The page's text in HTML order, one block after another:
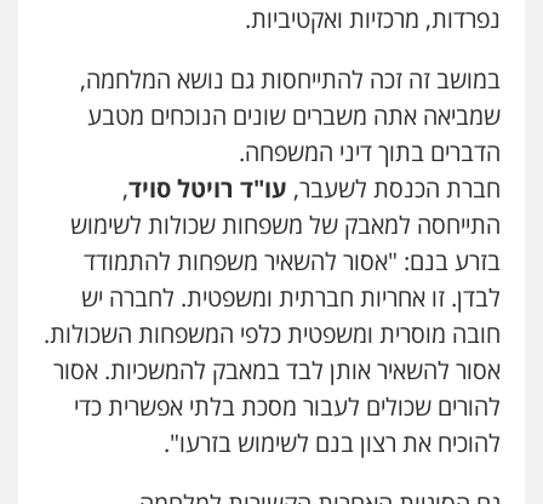
נפרדות, מרכזיות ואקטיביות.
במושב זה זכה להתייחסות גם נושא המלחמה,
שמביאה אתה משברים שונים הנוכחים מטבע
הדברים בתוך דיני המשפחה.
חברת הכנסת לשעבר, עו"ד רויטל סויד,
התייחסה למאבק של משפחות שכולות לשימוש
בזרע בנם: "אסור להשאיר משפחות להתמודד
לבדן. זו אחריות חברתית ומשפטית. לחברה יש
חובה מוסרית ומשפטית כלפי המשפחות השכולות.
אסור להשאיר אותן לבד במאבק להמשכיות. אסור
להורים שכולים לעבור מסכת בלתי אפשרית כדי
להוכיח את רצון בנם לשימוש בזרעו".